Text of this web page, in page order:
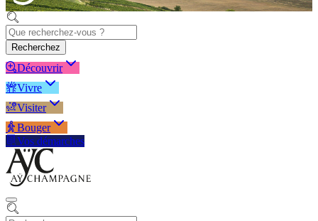
Recherchez
Découvrir
Vivre
Visiter
Bouger
Vos démarches